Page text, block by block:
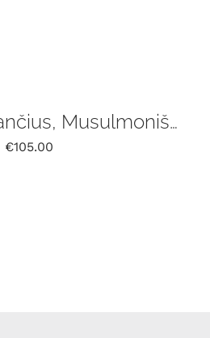
Gintarinis rožančius, Musulmoniškas rožinis 33 vnt, tasbih
€105.00